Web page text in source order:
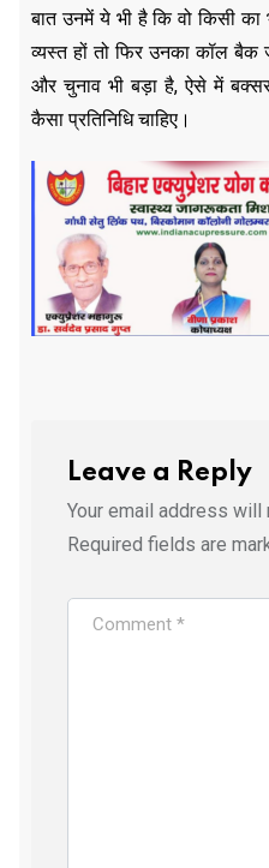
बात उनमें ये भी है कि वो किसी
व्यस्त हों तो फिर उनका कॉल
और चुनाव भी बड़ा है, ऐसे में
कैसा प्रतिनिधि चाहिए।
Leave a Reply
Your email address will
Required fields are